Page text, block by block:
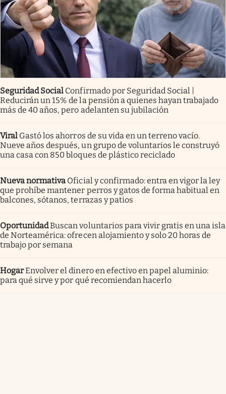
Seguridad Social Confirmado por Seguridad Social |
Reducirán un 15% de la pensión a quienes hayan trabajado
más de 40 años, pero adelanten su jubilación
Viral Gastó los ahorros de su vida en un terreno vacío.
Nueve años después, un grupo de voluntarios le construyó
una casa con 850 bloques de plástico reciclado
Nueva normativa Oficial y confirmado: entra en vigor la ley
que prohíbe mantener perros y gatos de forma habitual en
balcones, sótanos, terrazas y patios
OportunidadBuscan voluntarios para vivir gratis en una isla
de Norteamérica: ofrecen alojamiento y solo 20 horas de
trabajo por semana
HogarEnvolver el dinero en efectivo en papel aluminio:
para qué sirve y por qué recomiendan hacerlo